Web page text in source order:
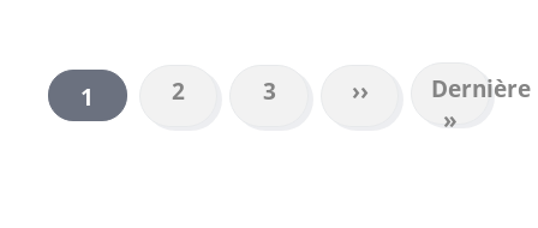
PAGINATION
Page
courante
1 Page
2 Page
3
Page
suivante
››
Dernière
page
Dernière
»